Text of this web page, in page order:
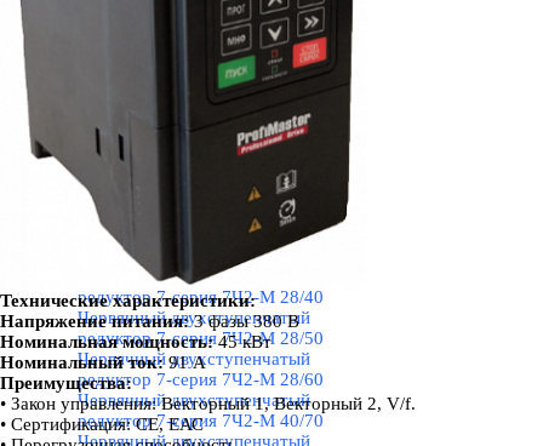
редуктор 7-серия 7Ч-М 70
Червячный одноступенчатый
редуктор 7-серия 7Ч-М 85
Червячный одноступенчатый
редуктор 7-серия 7Ч-М 110
Червячный одноступенчатый
редуктор 7-серия 7Ч-М 130
Червячный одноступенчатый
редуктор 7-серия 7Ч-М 150
Червячные двухступенчатые
редукторы 7Ч2-М 7 серия▼
Червячный двухступенчатый
редуктор 7-серия 7Ч2-М 28/28
Червячный двухступенчатый
редуктор 7-серия 7Ч2-М 28/40
Червячный двухступенчатый
редуктор 7-серия 7Ч2-М 28/50
Червячный двухступенчатый
редуктор 7-серия 7Ч2-М 28/60
Червячный двухступенчатый
редуктор 7-серия 7Ч2-М 40/70
Червячный двухступенчатый
Технические характеристики:
Напряжение питания:3 фазы 380 В
Номинальная мощность:45 кВт
Номинальный ток:91 А
Преимущества:
• Закон управления: Векторный 1, Векторный 2, V/f.
• Сертификация: СЕ, ЕАС